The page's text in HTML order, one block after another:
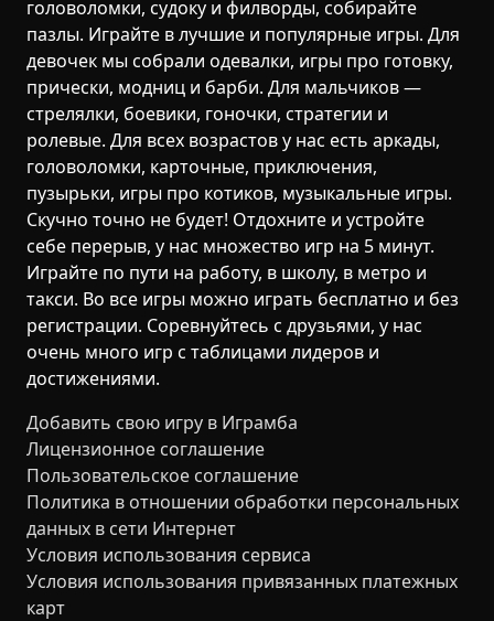
головоломки, судоку и филворды, собирайте
пазлы. Играйте в лучшие и популярные игры. Для
девочек мы собрали одевалки, игры про готовку,
прически, модниц и барби. Для мальчиков —
стрелялки, боевики, гоночки, стратегии и
ролевые. Для всех возрастов у нас есть аркады,
головоломки, карточные, приключения,
пузырьки, игры про котиков, музыкальные игры.
Скучно точно не будет! Отдохните и устройте
себе перерыв, у нас множество игр на 5 минут.
Играйте по пути на работу, в школу, в метро и
такси. Во все игры можно играть бесплатно и без
регистрации. Соревнуйтесь с друзьями, у нас
очень много игр с таблицами лидеров и
достижениями.
Добавить свою игру в Играмба
Лицензионное соглашение
Пользовательское соглашение
Политика в отношении обработки персональных
данных в сети Интернет
Условия использования сервиса
Условия использования привязанных платежных
карт